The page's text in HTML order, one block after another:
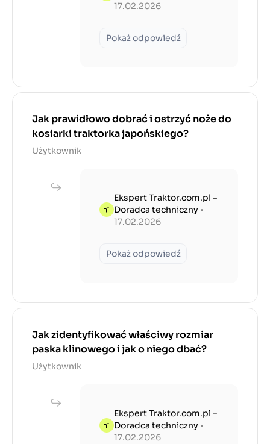
17.02.2026
Pokaż odpowiedź
Jak prawidłowo dobrać i ostrzyć noże do
kosiarki traktorka japońskiego?
Użytkownik
Ekspert Traktor.com.pl –
Doradca techniczny •
17.02.2026
Pokaż odpowiedź
Jak zidentyfikować właściwy rozmiar
paska klinowego i jak o niego dbać?
Użytkownik
Ekspert Traktor.com.pl –
Doradca techniczny •
17.02.2026